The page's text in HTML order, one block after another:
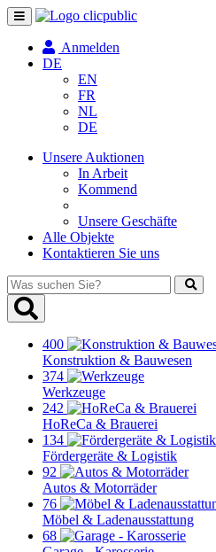
Navigation
umschalten
Anmelden
DE
EN
FR
NL
DE
Unsere Auktionen
In Arbeit
Kommend
Unsere Geschäfte
Alle Objekte
Kontaktieren Sie uns
Was
suchen
Sie?
400
Konstruktion & Bauwesen
374
Werkzeuge
242
HoReCa & Brauerei
134
Fördergeräte & Logistik
92
Autos & Motorräder
76
Möbel & Ladenausstattung
68